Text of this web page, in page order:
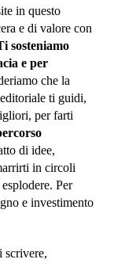
in questo
e di valore con
sosteniamo
e per
che la
ti guidi,
per farti
di idee,
in circoli
Per
e investimento
scrivere,